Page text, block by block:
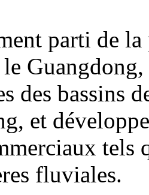
parti de
le
des bassins
et
tels
fluviales.